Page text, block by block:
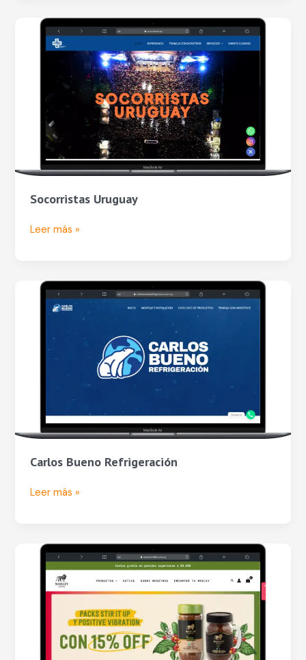
Socorristas Uruguay
Socorristas
Uruguay
Leer más »
Carlos Bueno Refrigeración
Carlos
Bueno
Refrigeración
Leer más »
Marley
Coffe